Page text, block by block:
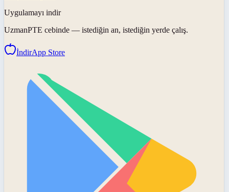
Uygulamayı indir
UzmanPTE cebinde — istediğin an, istediğin yerde çalış.
İndirApp Store